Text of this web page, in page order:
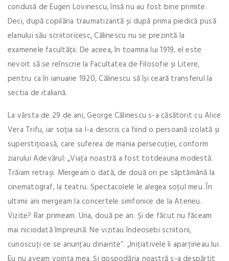
condusă de Eugen Lovinescu, însă nu au fost bine primite.
Deci, după copilăria traumatizantă și după prima piedică pusă
elanului său scriitoricesc, Călinescu nu se prezintă la
examenele facultății. De aceea, în toamna lui 1919, el este
nevoit să se reînscrie la Facultatea de Filosofie și Litere,
pentru ca în ianuarie 1920, Călinescu să își ceară transferul la
sectia de italiană.
La vârsta de 29 de ani, George Călinescu s-a căsătorit cu Alice
Vera Trifu, iar soția sa l-a descris ca fiind o persoană izolată și
superstițioasă, care suferea de mania persecuției, conform
ziarului Adevărul: „Viaţa noastră a fost totdeauna modestă.
Trăiam retraşi. Mergeam o dată, de două ori pe săptămână la
cinematograf, la teatru. Spectacolele le alegea soţul meu. În
ultimii ani mergeam la concertele simfonice de la Ateneu.
Vizite? Rar primeam. Una, două pe an. Şi de făcut nu făceam
mai niciodată împreună. Ne vizitau îndeosebi scriitorii,
cunoscuţi ce se anunţau dinainte”. „Iniţiativele îi aparţineau lui.